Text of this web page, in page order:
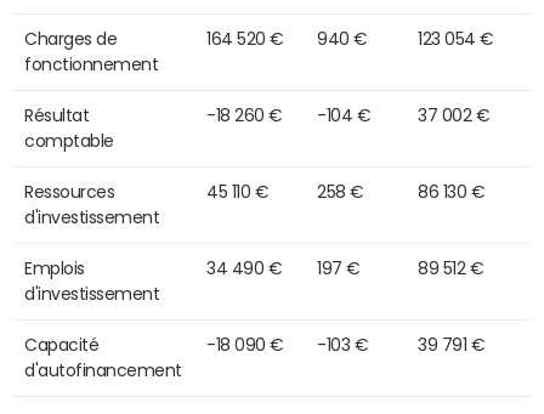
Charges de
fonctionnement
164 520 € 940 € 123 054 €
Résultat
comptable
-18 260 € -104 € 37 002 €
Ressources
d'investissement
45 110 € 258 € 86 130 €
Emplois
d'investissement
34 490 € 197 € 89 512 €
Capacité
d'autofinancement
-18 090 € -103 € 39 791 €